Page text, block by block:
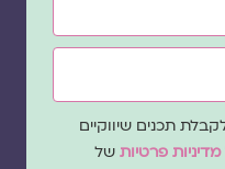
תכנים שיווקיים
מדיניות פרטיות של